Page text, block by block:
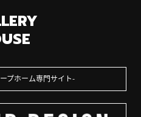
プホーム専門サイト